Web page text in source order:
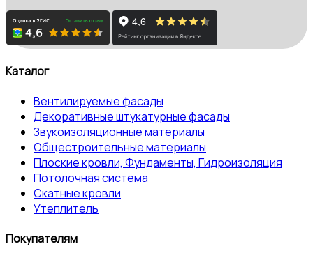
Каталог
Вентилируемые фасады
Декоративные штукатурные фасады
Звукоизоляционные материалы
Общестроительные материалы
Плоские кровли, Фундаменты, Гидроизоляция
Потолочная система
Скатные кровли
Утеплитель
Покупателям